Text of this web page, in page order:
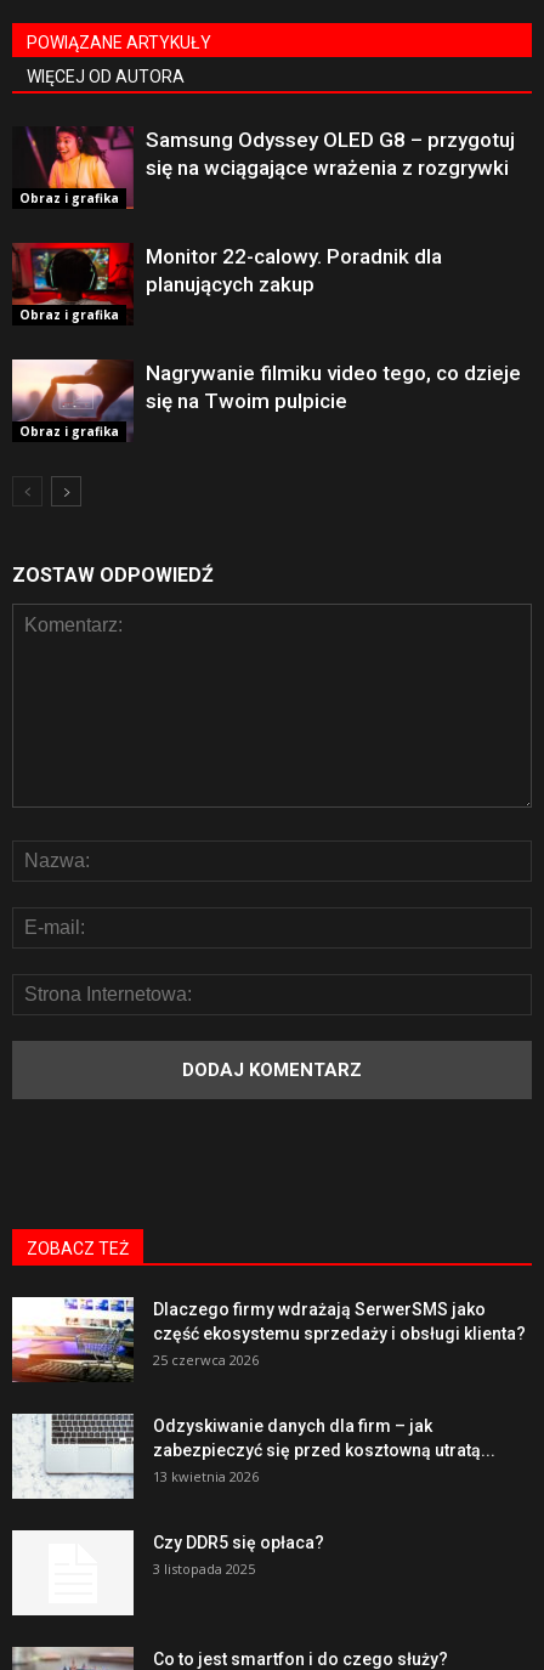
POWIĄZANE ARTYKUŁY
WIĘCEJ OD AUTORA
Obraz i grafika
Samsung Odyssey OLED G8 – przygotuj
się na wciągające wrażenia z rozgrywki
Obraz i grafika
Monitor 22-calowy. Poradnik dla
planujących zakup
Obraz i grafika
Nagrywanie filmiku video tego, co dzieje
się na Twoim pulpicie
ZOSTAW ODPOWIEDŹ
ZOBACZ TEŻ
Dlaczego firmy wdrażają SerwerSMS jako
część ekosystemu sprzedaży i obsługi klienta?
25 czerwca 2026
Odzyskiwanie danych dla firm – jak
zabezpieczyć się przed kosztowną utratą...
13 kwietnia 2026
Czy DDR5 się opłaca?
3 listopada 2025
Co to jest smartfon i do czego służy?